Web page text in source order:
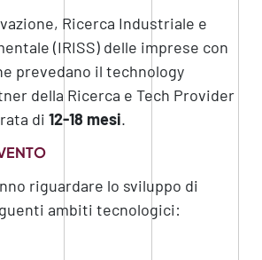
Ricerca Industriale e
(IRISS) delle imprese con
prevedano il technology
della Ricerca e Tech Provider
di 12-18 mesi.
riguardare lo sviluppo di
ambiti tecnologici: